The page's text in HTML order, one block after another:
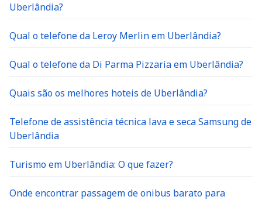
Uberlândia?
Qual o telefone da Leroy Merlin em Uberlândia?
Qual o telefone da Di Parma Pizzaria em Uberlândia?
Quais são os melhores hoteis de Uberlândia?
Telefone de assistência técnica lava e seca Samsung de
Uberlândia
Turismo em Uberlândia: O que fazer?
Onde encontrar passagem de onibus barato para